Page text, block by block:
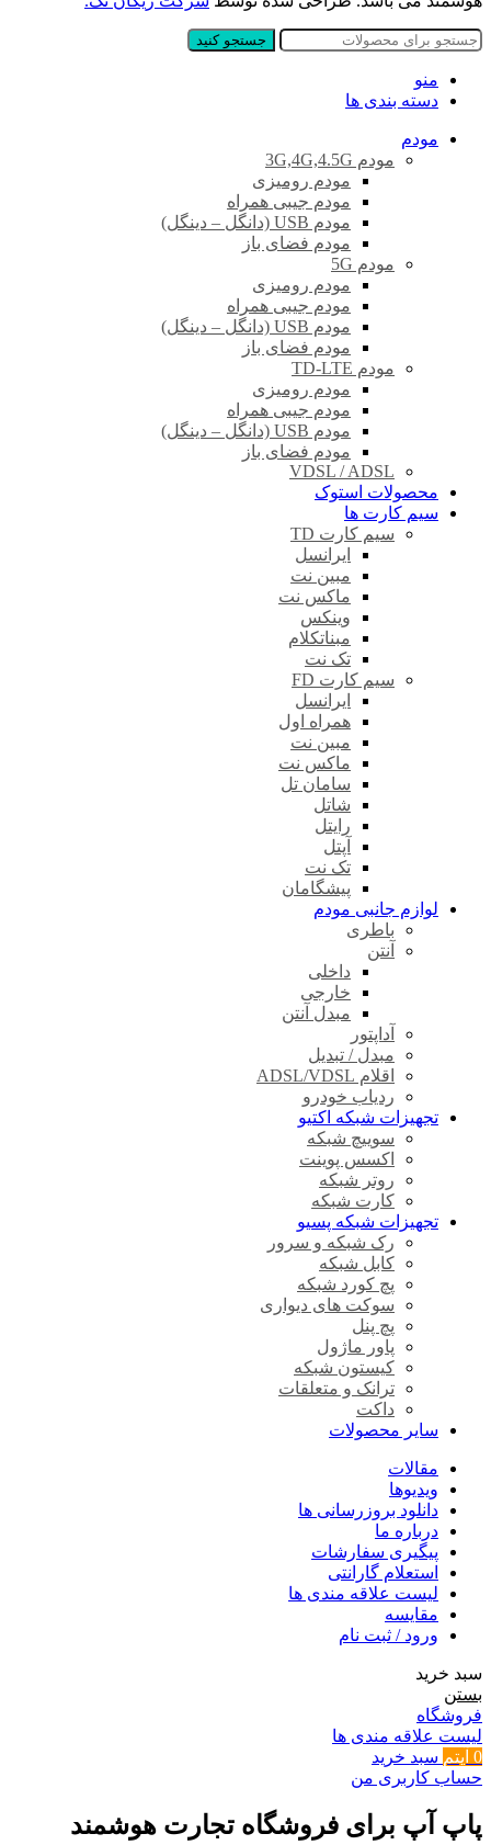
جستجو کنید
منو
دسته بندی ها
مودم
مودم 3G,4G,4.5G
مودم رومیزی
مودم جیبی همراه
مودم USB (دانگل – دینگل)
مودم فضای باز
مودم 5G
مودم رومیزی
مودم جیبی همراه
مودم USB (دانگل – دینگل)
مودم فضای باز
مودم TD-LTE
مودم رومیزی
مودم جیبی همراه
مودم USB (دانگل – دینگل)
مودم فضای باز
VDSL / ADSL
محصولات استوک
سیم کارت ها
سیم کارت TD
ایرانسل
مبین نت
ماکس نت
وینکس
مبناتکلام
تک نت
سیم کارت FD
ایرانسل
همراه اول
مبین نت
ماکس نت
سامان تل
شاتل
رایتل
آپتل
تک نت
پیشگامان
لوازم جانبی مودم
باطری
آنتن
داخلی
خارجی
مبدل آنتن
آداپتور
مبدل / تبدیل
اقلام ADSL/VDSL
ردیاب خودرو
تجهیزات شبکه اکتیو
سوییچ شبکه
اکسس پوینت
روتر شبکه
کارت شبکه
تجهیزات شبکه پسیو
رک شبکه و سرور
کابل شبکه
پچ کورد شبکه
سوکت های دیواری
پچ پنل
پاور ماژول
کیستون شبکه
ترانک و متعلقات
داکت
سایر محصولات
مقالات
ویدیوها
دانلود بروزرسانی ها
درباره ما
پیگیری سفارشات
استعلام گارانتی
لیست علاقه مندی ها
مقایسه
ورود / ثبت نام
سبد خرید
بستن
فروشگاه
لیست علاقه مندی ها
0 آیتم سبد خرید
حساب کاربری من
پاپ آپ برای فروشگاه تجارت هوشمند